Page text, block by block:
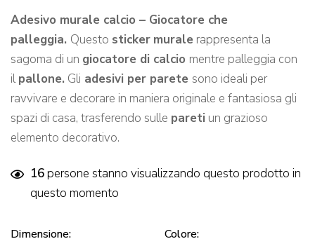
Adesivo murale calcio – Giocatore che
palleggia. Questo sticker murale rappresenta la
sagoma di un giocatore di calcio mentre palleggia con
ilpallone. Gli adesivi per parete sono ideali per
ravvivare e decorare in maniera originale e fantasiosa gli
spazi di casa, trasferendo sulle pareti un grazioso
elemento decorativo.
16persone stanno visualizzando questo prodotto in
questo momento
Dimensione: Colore: